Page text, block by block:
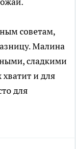
советам,
Малина
сладкими
и для
для